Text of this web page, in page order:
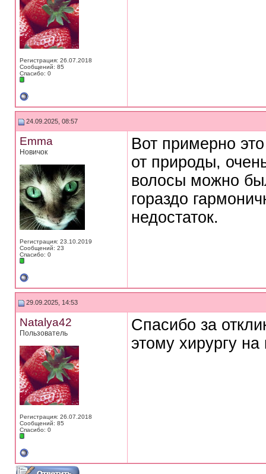
Регистрация: 26.07.2018
Сообщений: 85
Спасибо: 0
24.09.2025, 08:57
Emma
Новичок
Регистрация: 23.10.2019
Сообщений: 23
Спасибо: 0
Вот примерно
от природы,
волосы можно
гораздо
недостаток.
29.09.2025, 14:53
Natalya42
Пользователь
Регистрация: 26.07.2018
Сообщений: 85
Спасибо: 0
Спасибо за
этому хирургу